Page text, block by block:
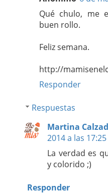
Qué chulo, me
buen rollo.
Feliz semana.
http://
Responder
Respuestas
Martina
2014 a las 17:25
La verdad es
y colorido ;)
Responder